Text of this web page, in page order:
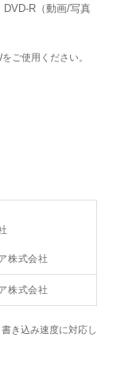
DVD-R（動画/写真
ご使用ください。
株式会社
株式会社
き込み速度に対応し